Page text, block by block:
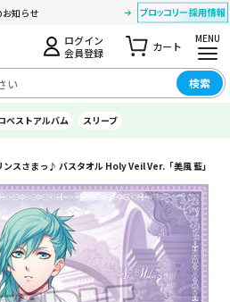
お知らせ
ログイン
会員登録
カート
MENU
検索
ベストアルバム スリーブ
スさまっ♪ バスタオル Holy Veil Ver.「美風 藍」